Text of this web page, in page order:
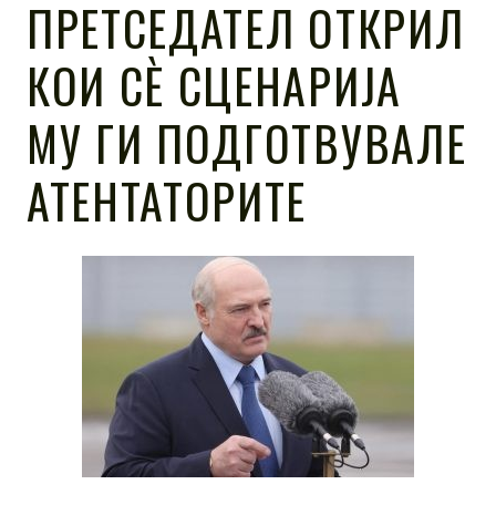
ПРЕТСЕДАТЕЛ ОТКРИЛ
КОИ СÈ СЦЕНАРИЈА
МУ ГИ ПОДГОТВУВАЛЕ
АТЕНТАТОРИТЕ